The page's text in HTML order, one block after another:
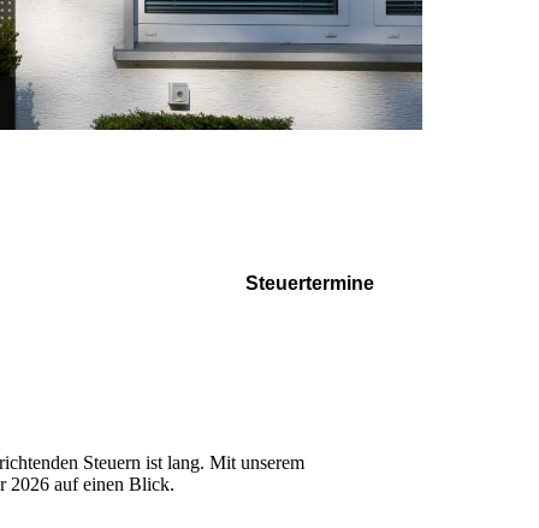
Steuertermine
Steuern ist lang. Mit unserem
2026 auf einen Blick.